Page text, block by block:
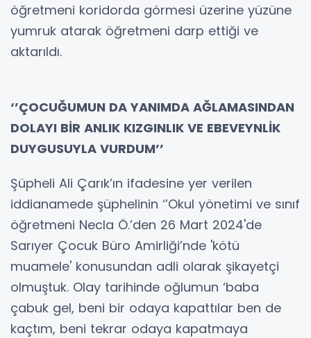
öğretmeni koridorda görmesi üzerine yüzüne
yumruk atarak öğretmeni darp ettiği ve
aktarıldı.
‘’ÇOCUĞUMUN DA YANIMDA AĞLAMASINDAN
DOLAYI BİR ANLIK KIZGINLIK VE EBEVEYNLİK
DUYGUSUYLA VURDUM’’
Şüpheli Ali Çarık’ın ifadesine yer verilen
iddianamede şüphelinin ‘’Okul yönetimi ve sınıf
öğretmeni Necla Ö.’den 26 Mart 2024'de
Sarıyer Çocuk Büro Amirliği’nde 'kötü
muamele' konusundan adli olarak şikayetçi
olmuştuk. Olay tarihinde oğlumun ‘baba
çabuk gel, beni bir odaya kapattılar ben de
kaçtım, beni tekrar odaya kapatmaya